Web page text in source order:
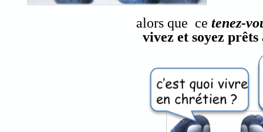
alors que ce tenez-
vivez et soyez